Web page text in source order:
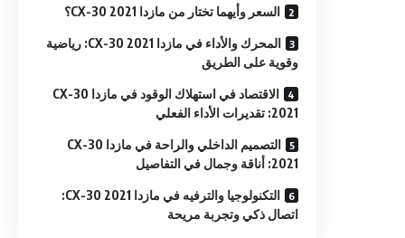
السعر وأيهما تختار من مازدا CX-30 2021؟
المحرك والأداء في مازدا CX-30 2021: رياضية
وقوية على الطريق
الاقتصاد في استهلاك الوقود في مازدا CX-30
2021: تقديرات الأداء الفعلي
التصميم الداخلي والراحة في مازدا CX-30
2021: أناقة وجمال في التفاصيل
التكنولوجيا والترفيه في مازدا CX-30 2021:
اتصال ذكي وتجربة مريحة